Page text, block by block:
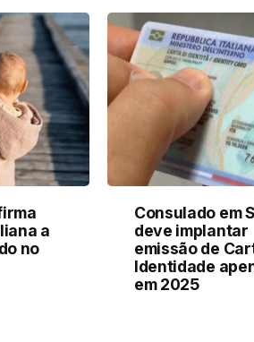
a
no
Consulado em
deve implantar
emissão de
Identidade
em 2025